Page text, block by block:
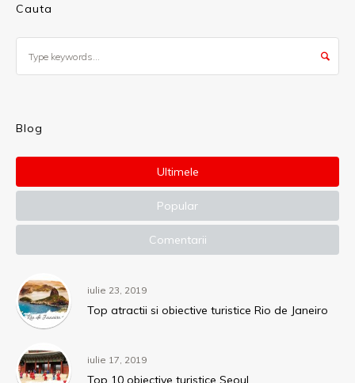
Cauta
Blog
Ultimele
Popular
Comentarii
iulie 23, 2019
Top atractii si obiective turistice Rio de Janeiro
iulie 17, 2019
Top 10 obiective turistice Seoul